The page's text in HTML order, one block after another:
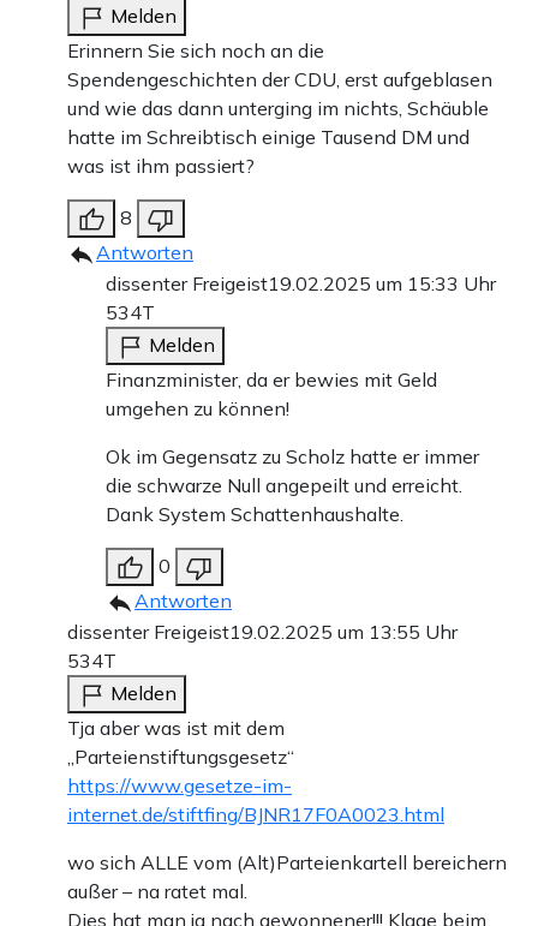
Melden
Erinnern Sie sich noch an die
Spendengeschichten der CDU, erst aufgeblasen
und wie das dann unterging im nichts, Schäuble
hatte im Schreibtisch einige Tausend DM und
was ist ihm passiert?
8
Antworten
dissenter Freigeist19.02.2025 um 15:33 Uhr
534T
Melden
Finanzminister, da er bewies mit Geld
umgehen zu können!
Ok im Gegensatz zu Scholz hatte er immer
die schwarze Null angepeilt und erreicht.
Dank System Schattenhaushalte.
0
Antworten
dissenter Freigeist19.02.2025 um 13:55 Uhr
534T
Melden
Tja aber was ist mit dem
„Parteienstiftungsgesetz“
https://www.gesetze-im-
internet.de/stiftfing/BJNR17F0A0023.html
wo sich ALLE vom (Alt)Parteienkartell bereichern
außer – na ratet mal.
Dies hat man ja nach gewonnener!!! Klage beim